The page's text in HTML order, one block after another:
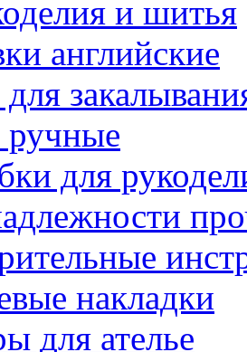
и шитья
английские
для
накладки
для ателье